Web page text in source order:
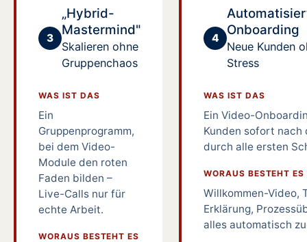
3
„Hybrid-
Mastermind"
Skalieren ohne
Gruppenchaos
WAS IST DAS
Ein
Gruppenprogramm,
bei dem Video-
Module den roten
Faden bilden –
Live-Calls nur für
echte Arbeit.
WORAUS BESTEHT ES
4
Onboarding
Neue Kunden
Stress
WAS IST DAS
Ein Video-
Kunden sofort nach
durch alle ersten
WORAUS BESTEHT ES
Willkommen-Video,
Erklärung,
alles automatisch